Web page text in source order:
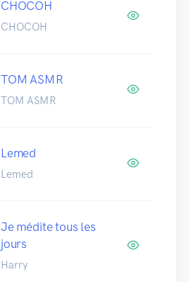
CHOCOH
CHOCOH
TOM ASMR
TOM ASMR
Lemed
Lemed
Je médite tous les
jours
Harry